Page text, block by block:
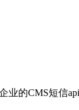
业的CMS短信